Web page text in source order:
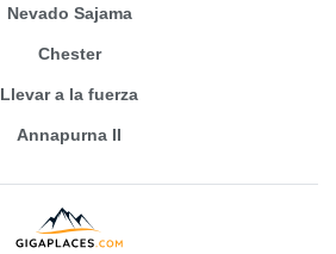
Nevado Sajama
Chester
Llevar a la fuerza
Annapurna II